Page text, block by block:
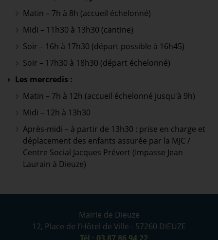
Matin – 7h à 8h (accueil échelonné)
Midi – 11h30 à 13h30 (cantine)
Soir – 16h à 17h30 (départ possible à 16h45)
Soir – 17h30 à 18h30 (départ échelonné)
Les mercredis :
Matin – 7h à 12h (accueil échelonné jusqu'à 9h)
Midi – 12h à 13h30
Après-midi – à partir de 13h30 : prise en charge et
déplacement des enfants assurée par la MJC /
Centre Social Jacques Prévert (Impasse Jean
Laurain à Dieuze)
Mairie de Dieuze
12, Place de l’Hôtel de Ville - 57260 DIEUZE